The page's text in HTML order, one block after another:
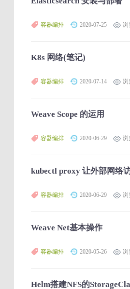
容器编排 2020-07-25 浏
K8s 网络(笔记)
容器编排 2020-07-14 浏
Weave Scope 的运用
容器编排 2020-06-29 浏
kubectl proxy 让外部网络
容器编排 2020-06-29 浏
Weave Net基本操作
容器编排 2020-05-26 浏
Helm搭建NFS的